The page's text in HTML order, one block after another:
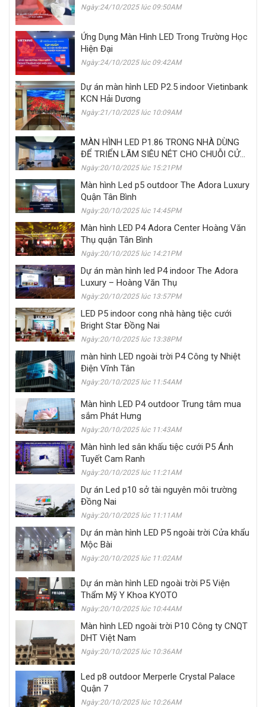
Ngày:24/10/2025 lúc 09:50AM
Ứng Dụng Màn Hình LED Trong Trường Học
Hiện Đại
Ngày:24/10/2025 lúc 09:42AM
Dự án màn hình LED P2.5 indoor Vietinbank
KCN Hải Dương
Ngày:21/10/2025 lúc 10:09AM
MÀN HÌNH LED P1.86 TRONG NHÀ DÙNG
ĐỂ TRIỂN LÃM SIÊU NÉT CHO CHUỖI CỬA
HÀNG GIÀY SHOEFABRIK
Ngày:20/10/2025 lúc 15:21PM
Màn hình Led p5 outdoor The Adora Luxury
Quận Tân Bình
Ngày:20/10/2025 lúc 14:45PM
Màn hình LED P4 Adora Center Hoàng Văn
Thụ quận Tân Bình
Ngày:20/10/2025 lúc 14:21PM
Dự án màn hình led P4 indoor The Adora
Luxury – Hoàng Văn Thụ
Ngày:20/10/2025 lúc 13:57PM
LED P5 indoor cong nhà hàng tiệc cưới
Bright Star Đồng Nai
Ngày:20/10/2025 lúc 13:38PM
màn hình LED ngoài trời P4 Công ty Nhiệt
Điện Vĩnh Tân
Ngày:20/10/2025 lúc 11:54AM
Màn hình LED P4 outdoor Trung tâm mua
sắm Phát Hưng
Ngày:20/10/2025 lúc 11:43AM
Màn hình led sân khấu tiệc cưới P5 Ánh
Tuyết Cam Ranh
Ngày:20/10/2025 lúc 11:21AM
Dự án Led p10 sở tài nguyên môi trường
Đồng Nai
Ngày:20/10/2025 lúc 11:11AM
Dự án màn hình LED P5 ngoài trời Cửa khẩu
Mộc Bài
Ngày:20/10/2025 lúc 11:02AM
Dự án màn hình LED ngoài trời P5 Viện
Thẩm Mỹ Y Khoa KYOTO
Ngày:20/10/2025 lúc 10:44AM
Màn hình LED ngoài trời P10 Công ty CNQT
DHT Việt Nam
Ngày:20/10/2025 lúc 10:36AM
Led p8 outdoor Merperle Crystal Palace
Quận 7
Ngày:20/10/2025 lúc 10:26AM